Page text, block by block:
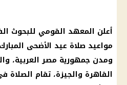
أعلن المعهد القومي للبحوث
مواعيد صلاة عيد الأضحى
ومدن جمهورية مصر العربية،
القاهرة والجيزة، تقام